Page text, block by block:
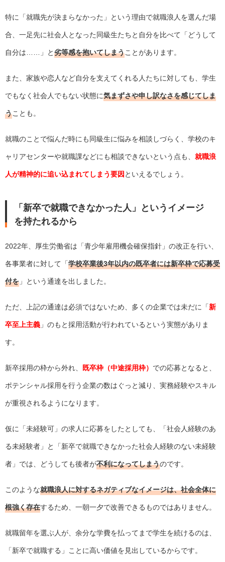
特に「就職先が決まらなかった」という理由で就職浪人を選んだ場
合、一足先に社会人となった同級生たちと自分を比べて「どうして
自分は……」と劣等感を抱いてしまうことがあります。
また、家族や恋人など自分を支えてくれる人たちに対しても、学生
でもなく社会人でもない状態に気まずさや申し訳なさを感じてしま
うことも。
就職のことで悩んだ時にも同級生に悩みを相談しづらく、学校のキ
ャリアセンターや就職課などにも相談できないという点も、 就職浪
人が精神的に追い込まれてしまう要因 といえるでしょう。
「新卒で就職できなかった人」というイメージ
を持たれるから
2022年、厚生労働省は「青少年雇用機会確保指針 」の改正を行い、
各事業者に対して「学校卒業後3年以内の既卒者には新卒枠で応募受
付を 」という通達を出しました。
ただ、上記の通達は必須ではないため、多くの企業では未だに「新
卒至上主義 」のもと採用活動が行われているという実態がありま
す。
新卒採用の枠から外れ、 既卒枠（中途採用枠） での応募となると、
ポテンシャル採用を行う企業の数はぐっと減り、実務経験やスキル
が重視されるようになります。
仮に「未経験可」の求人に応募をしたとしても、「社会人経験のあ
る未経験者」と「新卒で就職できなかった社会人経験のない未経験
者」では、どうしても後者が不利になってしまうのです。
このような就職浪人に対するネガティブなイメージは、社会全体に
根強く存在するため、一朝一夕で改善できるものではありません。
就職留年を選ぶ人が、余分な学費を払ってまで学生を続けるのは、
「新卒で就職する」ことに高い価値を見出しているからです。